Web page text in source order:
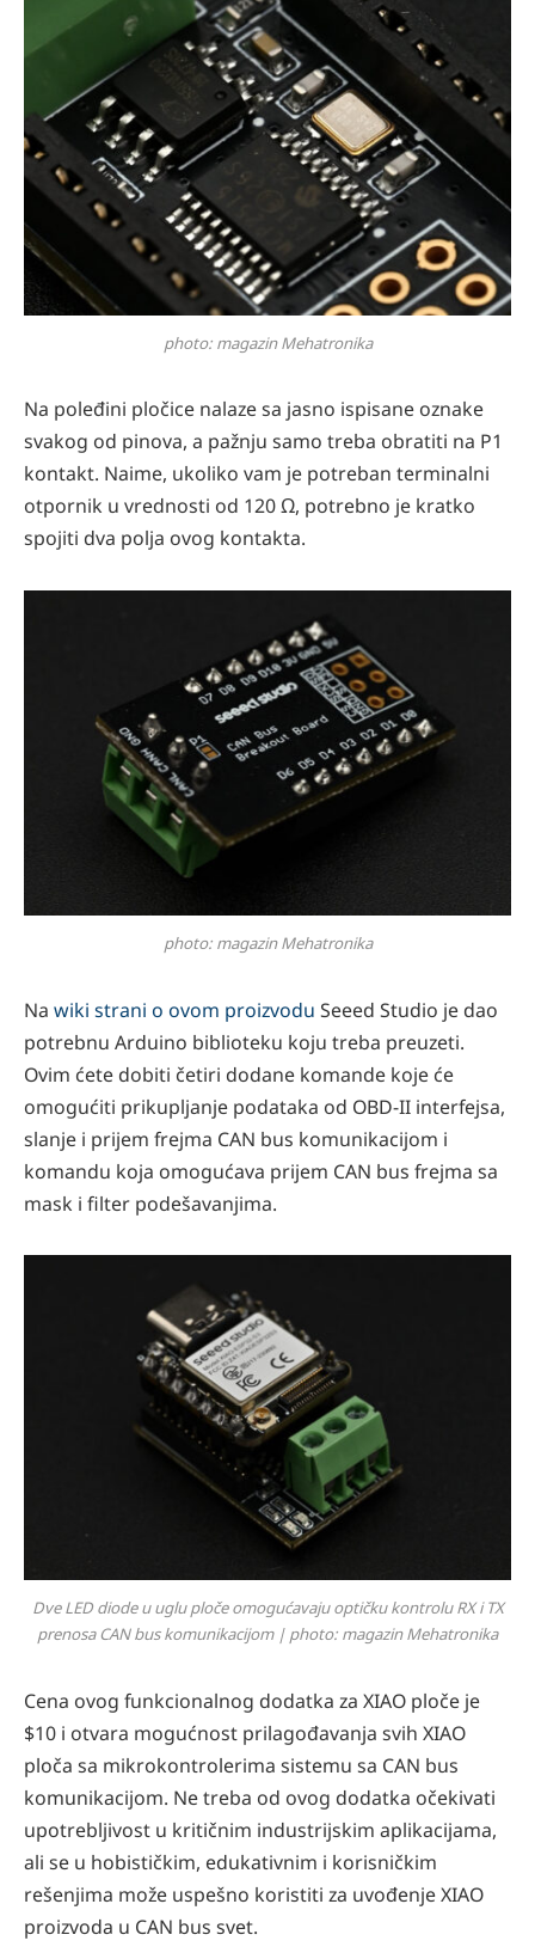
photo: magazin Mehatronika
Na poleđini pločice nalaze sa jasno ispisane oznake
svakog od pinova, a pažnju samo treba obratiti na P1
kontakt. Naime, ukoliko vam je potreban terminalni
otpornik u vrednosti od 120 Ω, potrebno je kratko
spojiti dva polja ovog kontakta.
photo: magazin Mehatronika
Na wiki strani o ovom proizvodu Seeed Studio je dao
potrebnu Arduino biblioteku koju treba preuzeti.
Ovim ćete dobiti četiri dodane komande koje će
omogućiti prikupljanje podataka od OBD-II interfejsa,
slanje i prijem frejma CAN bus komunikacijom i
komandu koja omogućava prijem CAN bus frejma sa
mask i filter podešavanjima.
Dve LED diode u uglu ploče omogućavaju optičku kontrolu RX i TX
prenosa CAN bus komunikacijom | photo: magazin Mehatronika
Cena ovog funkcionalnog dodatka za XIAO ploče je
$10 i otvara mogućnost prilagođavanja svih XIAO
ploča sa mikrokontrolerima sistemu sa CAN bus
komunikacijom. Ne treba od ovog dodatka očekivati
upotrebljivost u kritičnim industrijskim aplikacijama,
ali se u hobističkim, edukativnim i korisničkim
rešenjima može uspešno koristiti za uvođenje XIAO
proizvoda u CAN bus svet.